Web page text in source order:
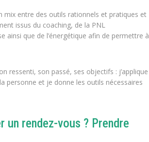
mix entre des outils rationnels et pratiques et
issus du coaching, de la PNL
ainsi que de l’énergétique afin de permettre à
ressenti, son passé, ses objectifs : j’applique
personne et je donne les outils nécessaires
un rendez-vous ? Prendre